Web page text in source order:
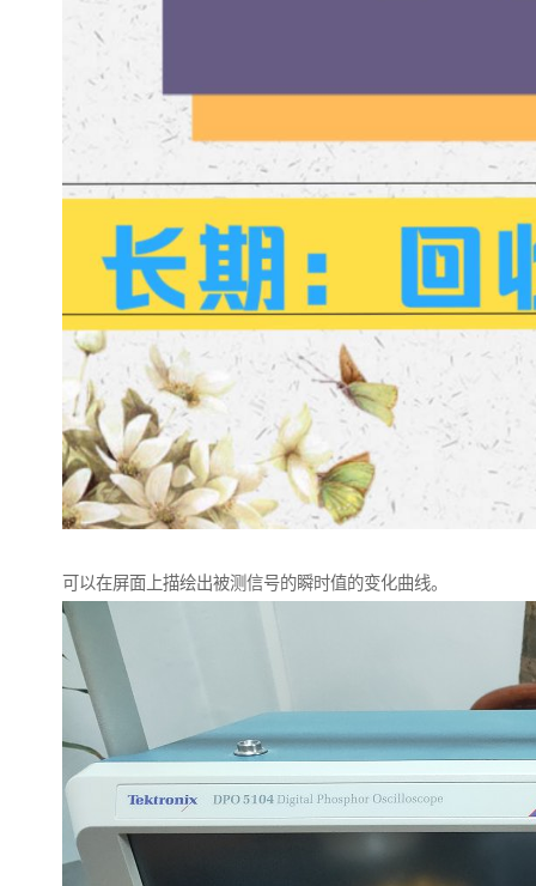
可以在屏面上描绘出被测信号的瞬时值的变化曲线。